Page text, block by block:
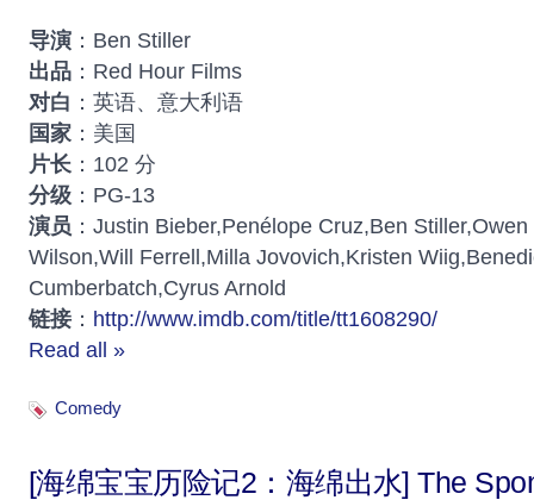
导演 ：Ben Stiller
出品 ：Red Hour Films
对白 ：英语、意大利语
国家 ：美国
片长 ：102 分
分级 ：PG-13
演员 ：Justin Bieber,Penélope Cruz,Ben Stiller,Owen
Wilson,Will Ferrell,Milla Jovovich,Kristen
Cumberbatch,Cyrus Arnold
链接 ： http://www.imdb.com/title/tt1608290/
Read all »
Comedy
[海绵宝宝历险记2：海绵出水] The